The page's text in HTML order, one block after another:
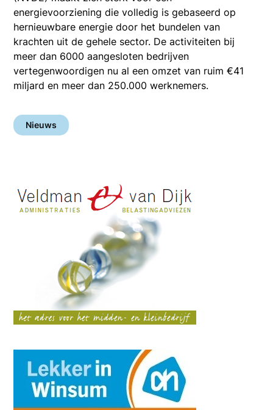
energievoorziening die volledig is gebaseerd op
hernieuwbare energie door het bundelen van
krachten uit de gehele sector. De activiteiten bij
meer dan 6000 aangesloten bedrijven
vertegenwoordigen nu al een omzet van ruim €41
miljard en meer dan 250.000 werknemers.
Nieuws